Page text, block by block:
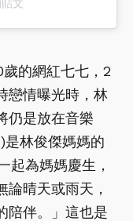
文
的網紅七七，2
戀情曝光時，林
仍是放在音樂
是林俊傑媽媽的
起為媽媽慶生，
晴天或雨天，
陪伴。」這也是